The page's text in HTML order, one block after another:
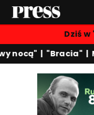
Dziś w
nocą"|"Bracia"|